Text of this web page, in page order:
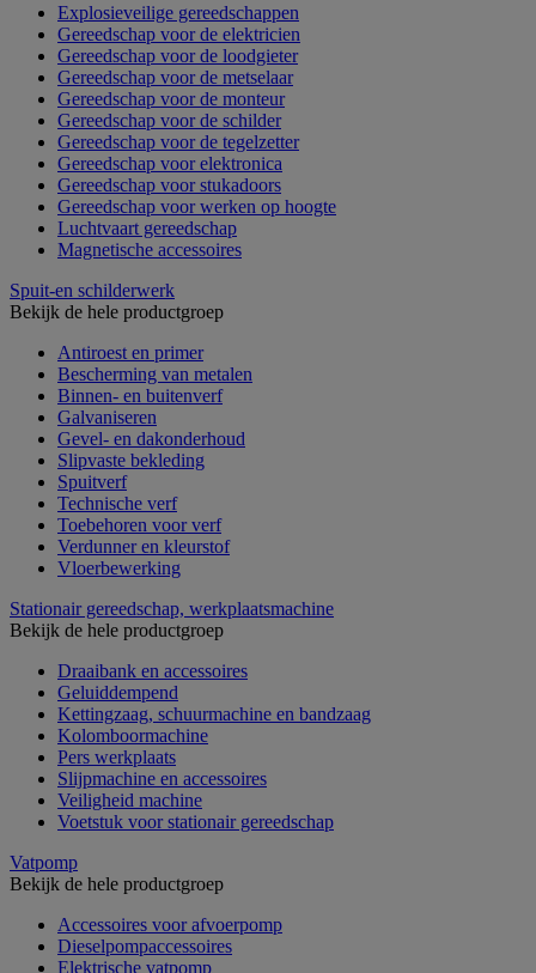
Explosieveilige gereedschappen
Gereedschap voor de elektricien
Gereedschap voor de loodgieter
Gereedschap voor de metselaar
Gereedschap voor de monteur
Gereedschap voor de schilder
Gereedschap voor de tegelzetter
Gereedschap voor elektronica
Gereedschap voor stukadoors
Gereedschap voor werken op hoogte
Luchtvaart gereedschap
Magnetische accessoires
Spuit-en schilderwerk
Bekijk de hele productgroep
Antiroest en primer
Bescherming van metalen
Binnen- en buitenverf
Galvaniseren
Gevel- en dakonderhoud
Slipvaste bekleding
Spuitverf
Technische verf
Toebehoren voor verf
Verdunner en kleurstof
Vloerbewerking
Stationair gereedschap, werkplaatsmachine
Bekijk de hele productgroep
Draaibank en accessoires
Geluiddempend
Kettingzaag, schuurmachine en bandzaag
Kolomboormachine
Pers werkplaats
Slijpmachine en accessoires
Veiligheid machine
Voetstuk voor stationair gereedschap
Vatpomp
Bekijk de hele productgroep
Accessoires voor afvoerpomp
Dieselpompaccessoires
Elektrische vatpomp